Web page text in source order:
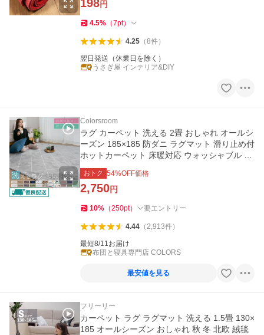
198円
4.5% （7pt）
4.25（8件）
翌日発送（休業日を除く）
うさぎ屋 インテリア&DIY
Colorsroom
ラグ カーペット 洗える 2畳 おしゃれ オールシ
ーズン 185×185 防ダニ ラグマット 滑り止め付
ホットカーペット 床暖対応 ウォッシャブル 北
欧
おトク 54%OFF価格
2,750円
10% （250pt） 要エントリー
4.44（2,913件）
最短8/11お届け
布団と寝具専門店 COLORS
最安値を見る
フリーリー
カーペット ラグ ラグマット 洗える 1.5畳 130×
185 オールシーズン おしゃれ 秋 冬 北欧 絨毯